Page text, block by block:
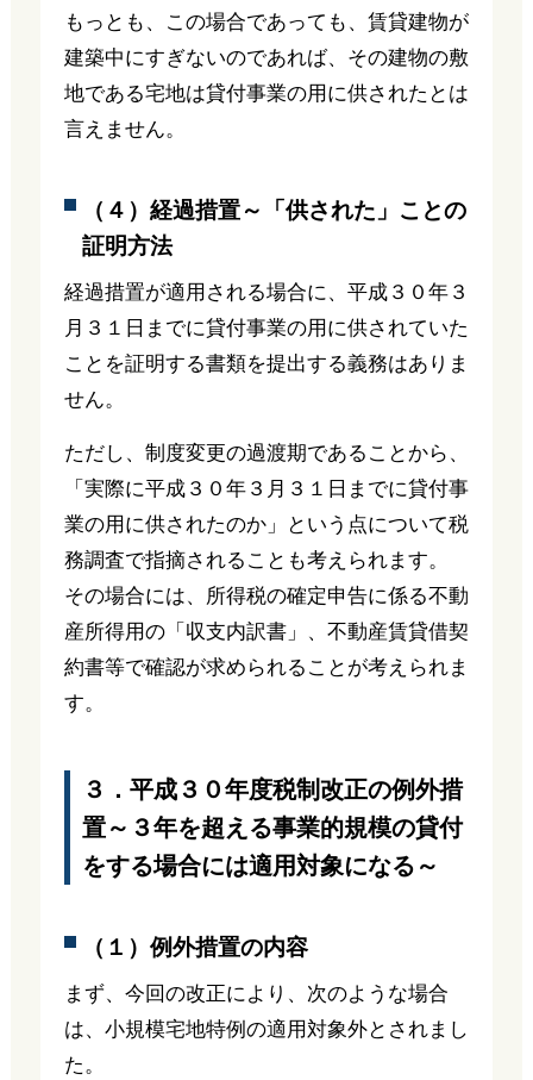
もっとも、この場合であっても、賃貸建物が
建築中にすぎないのであれば、その建物の敷
地である宅地は貸付事業の用に供されたとは
言えません。
（４）経過措置～「供された」ことの
証明方法
経過措置が適用される場合に、平成３０年３
月３１日までに貸付事業の用に供されていた
ことを証明する書類を提出する義務はありま
せん。
ただし、制度変更の過渡期であることから、
「実際に平成３０年３月３１日までに貸付事
業の用に供されたのか」という点について税
務調査で指摘されることも考えられます。
その場合には、所得税の確定申告に係る不動
産所得用の「収支内訳書」、不動産賃貸借契
約書等で確認が求められることが考えられま
す。
３．平成３０年度税制改正の例外措
置～３年を超える事業的規模の貸付
をする場合には適用対象になる～
（１）例外措置の内容
まず、今回の改正により、次のような場合
は、小規模宅地特例の適用対象外とされまし
た。